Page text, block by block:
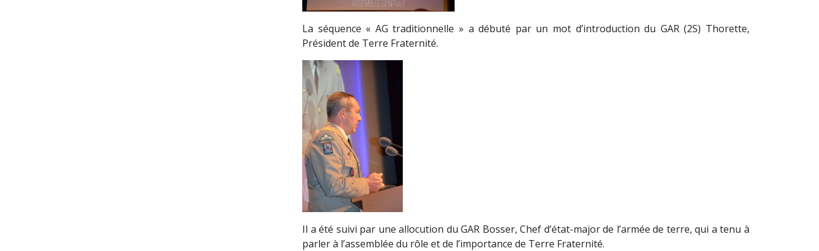
La séquence « AG traditionnelle » a débuté par un mot d’introduction du GAR (2S) Thorette,
Président de Terre Fraternité.
Il a été suivi par une allocution du GAR Bosser, Chef d’état-major de l’armée de terre, qui a tenu à
parler à l’assemblée du rôle et de l’importance de Terre Fraternité.